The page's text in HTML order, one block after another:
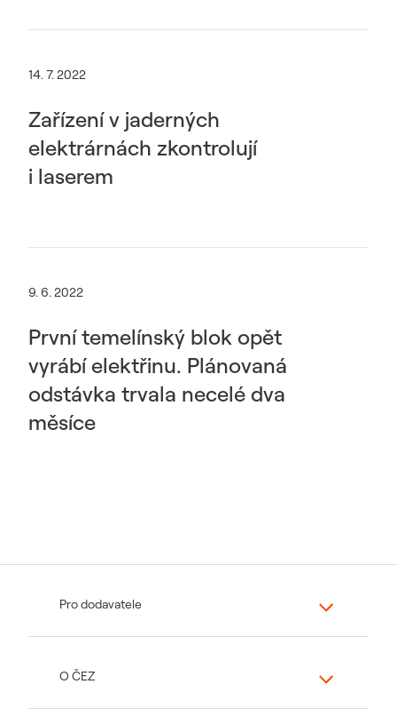
14. 7. 2022
Zařízení v jaderných
elektrárnách zkontrolují
i laserem
9. 6. 2022
První temelínský blok opět
vyrábí elektřinu. Plánovaná
odstávka trvala necelé dva
měsíce
Pro dodavatele
O ČEZ